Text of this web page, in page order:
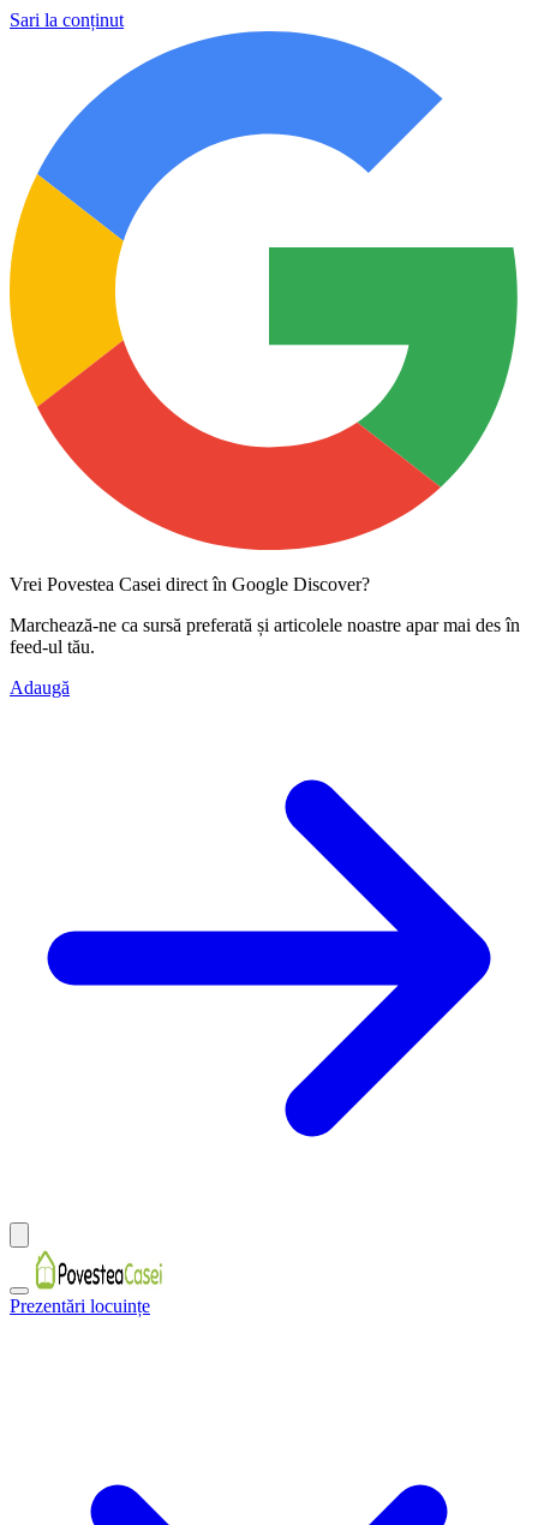
Sari la conținut
Vrei Povestea Casei direct în Google Discover?
Marchează-ne ca sursă preferată și articolele noastre apar mai des în
feed-ul tău.
Adaugă
Prezentări locuințe